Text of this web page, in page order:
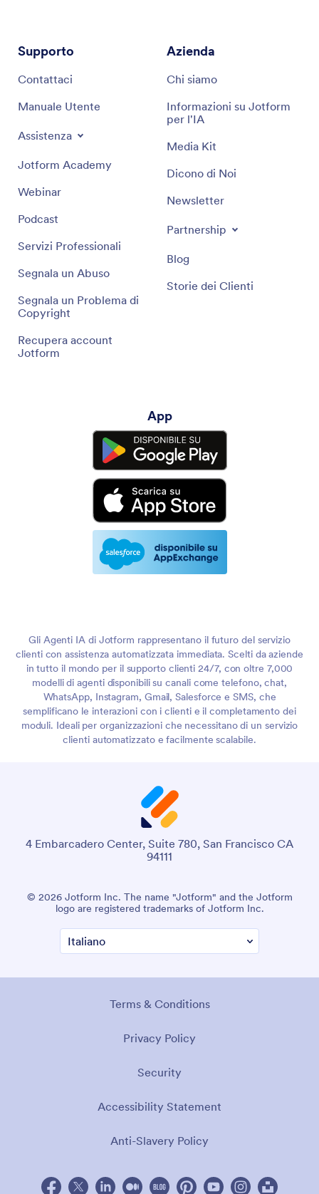
Supporto
Contattaci
Manuale Utente
Assistenza
Jotform Academy
Webinar
Podcast
Servizi Professionali
Segnala un Abuso
Segnala un Problema di
Copyright
Recupera account
Jotform
Azienda
Chi siamo
Informazioni su Jotform
per l'IA
Media Kit
Dicono di Noi
Newsletter
Partnership
Blog
Storie dei Clienti
App
Gli Agenti IA di Jotform rappresentano il futuro del servizio
clienti con assistenza automatizzata immediata. Scelti da aziende
in tutto il mondo per il supporto clienti 24/7, con oltre 7,000
modelli di agenti disponibili su canali come telefono, chat,
WhatsApp, Instagram, Gmail, Salesforce e SMS, che
semplificano le interazioni con i clienti e il completamento dei
moduli. Ideali per organizzazioni che necessitano di un servizio
clienti automatizzato e facilmente scalabile.
4 Embarcadero Center, Suite 780, San Francisco CA
94111
© 2026 Jotform Inc. The name "Jotform" and the Jotform
logo are registered trademarks of Jotform Inc.
Terms & Conditions
Privacy Policy
Security
Accessibility Statement
Anti-Slavery Policy